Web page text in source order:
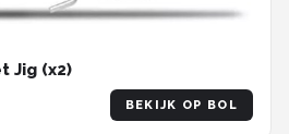
Jig (x2)
BEKIJK OP BOL